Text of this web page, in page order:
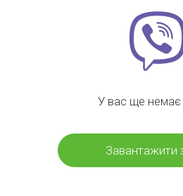
У вас ще немає
Завантажити